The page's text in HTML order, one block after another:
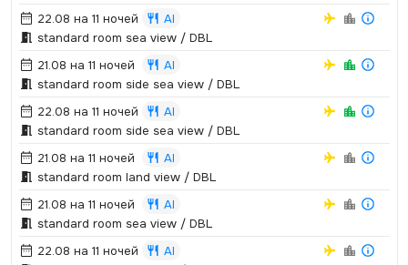
22.08 на 11 ночей
AI
standard room sea view / DBL
21.08 на 11 ночей
AI
standard room side sea view / DBL
22.08 на 11 ночей
AI
standard room side sea view / DBL
21.08 на 11 ночей
AI
standard room land view / DBL
21.08 на 11 ночей
AI
standard room sea view / DBL
22.08 на 11 ночей
AI